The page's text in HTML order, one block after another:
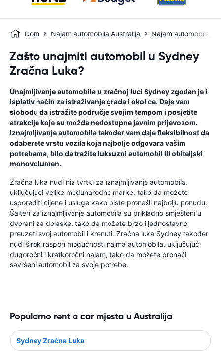
Dom Najam automobila Australija Najam automobila
Zašto unajmiti automobil u Sydney
Zračna Luka?
Unajmljivanje automobila u zračnoj luci Sydney zgodan je i
isplativ način za istraživanje grada i okolice. Daje vam
slobodu da istražite područje svojim tempom i posjetite
atrakcije koje su možda nedostupne javnim prijevozom.
Iznajmljivanje automobila također vam daje fleksibilnost da
odaberete vrstu vozila koja najbolje odgovara vašim
potrebama, bilo da tražite luksuzni automobil ili obiteljski
monovolumen.
Zračna luka nudi niz tvrtki za iznajmljivanje automobila,
uključujući velike međunarodne marke, tako da možete
usporediti cijene i usluge kako biste pronašli najbolju ponudu.
Šalteri za iznajmljivanje automobila su prikladno smješteni u
dvorani za dolaske, tako da možete brzo i jednostavno
preuzeti svoj automobil i krenuti. Zračna luka Sydney također
nudi širok raspon mogućnosti najma automobila, uključujući
dugoročni i kratkoročni najam, tako da možete pronaći
savršeni automobil za svoje potrebe.
Popularno rent a car mjesta u Australija
Sydney Zračna Luka